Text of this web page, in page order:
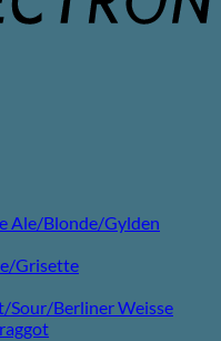
Ale/Blonde/Gylden
Grisette
Berliner Weisse